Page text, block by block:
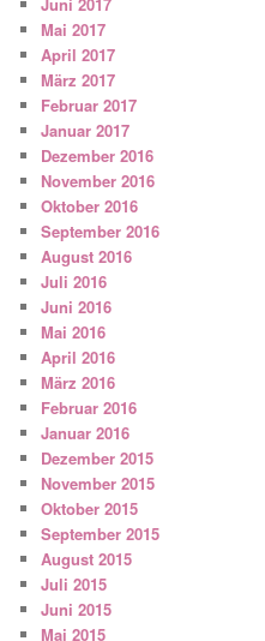
Mai 2017
April 2017
März 2017
Februar 2017
Januar 2017
Dezember 2016
November 2016
Oktober 2016
September 2016
August 2016
Juli 2016
Juni 2016
Mai 2016
April 2016
März 2016
Februar 2016
Januar 2016
Dezember 2015
November 2015
Oktober 2015
September 2015
August 2015
Juli 2015
Juni 2015
Mai 2015